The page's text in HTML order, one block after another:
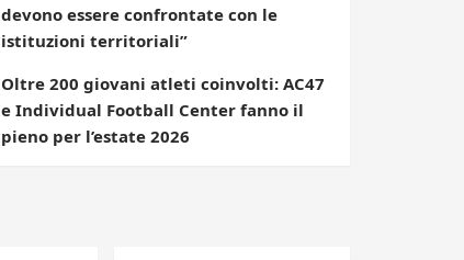
devono essere confrontate con le
istituzioni territoriali”
Oltre 200 giovani atleti coinvolti: AC47
e Individual Football Center fanno il
pieno per l’estate 2026